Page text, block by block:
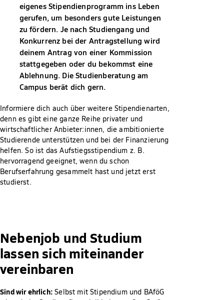
eigenes Stipendienprogramm ins Leben
gerufen, um besonders gute Leistungen
zu fördern. Je nach Studiengang und
Konkurrenz bei der Antragstellung wird
deinem Antrag von einer Kommission
stattgegeben oder du bekommst eine
Ablehnung. Die Studienberatung am
Campus berät dich gern.
Informiere dich auch über weitere Stipendienarten,
denn es gibt eine ganze Reihe privater und
wirtschaftlicher Anbieter:innen, die ambitionierte
Studierende unterstützen und bei der Finanzierung
helfen. So ist das Aufstiegsstipendium z. B.
hervorragend geeignet, wenn du schon
Berufserfahrung gesammelt hast und jetzt erst
studierst.
Nebenjob und Studium
lassen sich miteinander
vereinbaren
Sind wir ehrlich:Selbst mit Stipendium und BAföG